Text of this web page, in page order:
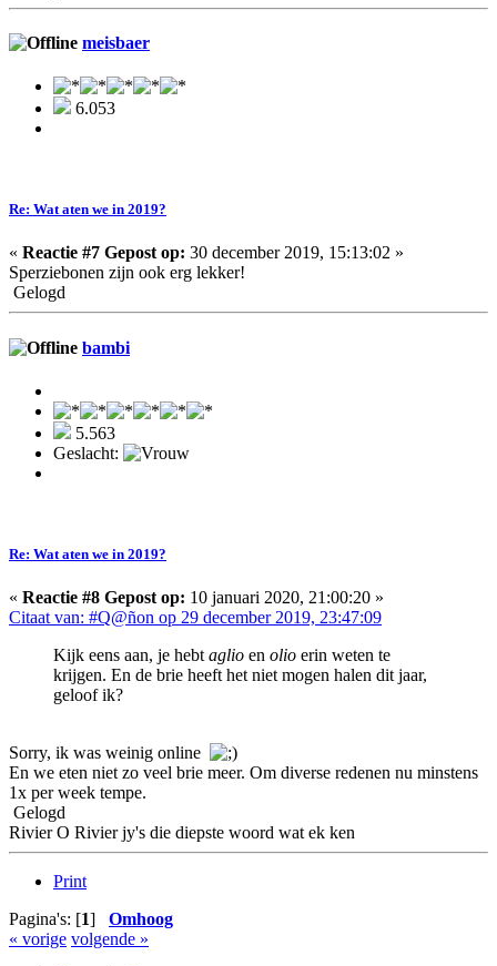
meisbaer
6.053
Re: Wat aten we in 2019?
« Reactie #7 Gepost op: 30 december 2019, 15:13:02 »
Sperziebonen zijn ook erg lekker!
Gelogd
bambi
5.563
Geslacht:
Re: Wat aten we in 2019?
« Reactie #8 Gepost op: 10 januari 2020, 21:00:20 »
Citaat van: #Q@ñon op 29 december 2019, 23:47:09
Kijk eens aan, je hebt aglio en olio erin weten te
krijgen. En de brie heeft het niet mogen halen dit jaar,
geloof ik?
Sorry, ik was weinig online
En we eten niet zo veel brie meer. Om diverse redenen nu minstens
1x per week tempe.
Gelogd
Rivier O Rivier jy's die diepste woord wat ek ken
Print
Pagina's: [1] Omhoog
« vorige volgende »